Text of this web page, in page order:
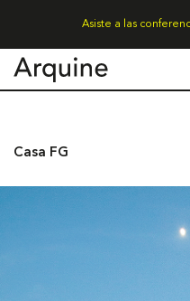
Asiste a las
Casa FG